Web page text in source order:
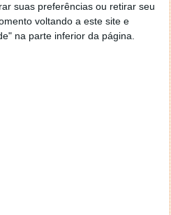
suas preferências ou retirar seu
voltando a este site e
na parte inferior da página.